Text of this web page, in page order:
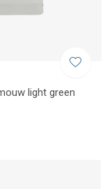
light green